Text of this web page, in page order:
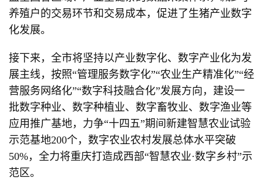
养殖户的交易环节和交易成本，促进了生猪产业数字
化发展。
接下来，全市将坚持以产业数字化、数字产业化为发
展主线，按照“管理服务数字化”“农业生产精准化”“经
营服务网络化”“数字科技融合化”发展方向，建设一
批数字种业、数字种植业、数字畜牧业、数字渔业等
应用推广基地，力争“十四五”期间新建智慧农业试验
示范基地200个，数字农业农村发展总体水平突破
50%，全力将重庆打造成西部“智慧农业·数字乡村”示
范区。